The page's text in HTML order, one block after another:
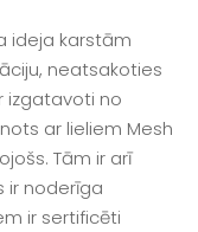
ideja karstām
neatsakoties
izgatavoti no
ar lieliem Mesh
Tām ir arī
ir noderīga
ir sertificēti